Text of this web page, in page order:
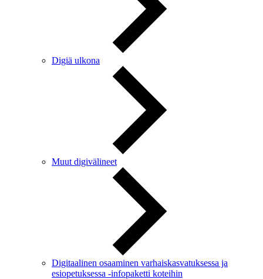
Digiä ulkona
Muut digivälineet
Digitaalinen osaaminen varhaiskasvatuksessa ja
esiopetuksessa -infopaketti koteihin